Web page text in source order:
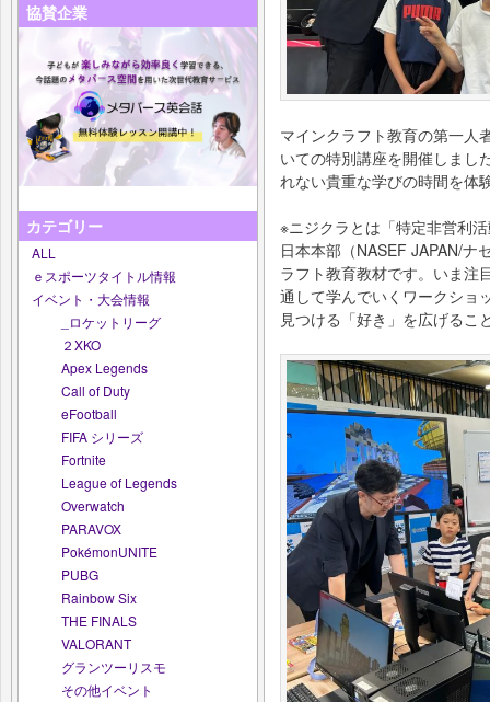
協賛企業
カテゴリー
ALL
ｅスポーツタイトル情報
イベント・大会情報
_ロケットリーグ
２XKO
Apex Legends
Call of Duty
eFootball
FIFA シリーズ
Fortnite
League of Legends
Overwatch
PARAVOX
PokémonUNITE
PUBG
Rainbow Six
THE FINALS
VALORANT
グランツーリスモ
その他イベント
マインクラフト教育の第一人
いての特別講座を開催しまし
れない貴重な学びの時間を体
※ニジクラとは「特定非営利
日本本部（NASEF JAPAN/ナ
ラフト教育教材です。いま注
通して学んでいくワークショ
見つける「好き」を広げるこ